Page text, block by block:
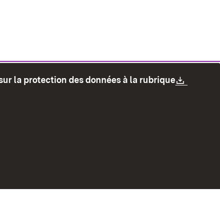
la protection des données à la rubrique